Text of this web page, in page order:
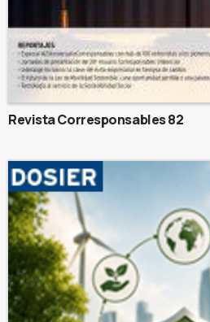
Revista Corresponsables 82